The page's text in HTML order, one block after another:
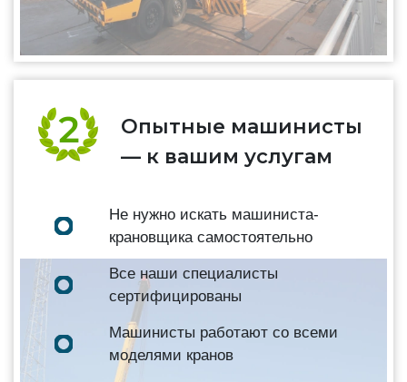
Опытные машинисты
— к вашим услугам
Не нужно искать машиниста-
крановщика самостоятельно
Все наши специалисты
сертифицированы
Машинисты работают со всеми
моделями кранов